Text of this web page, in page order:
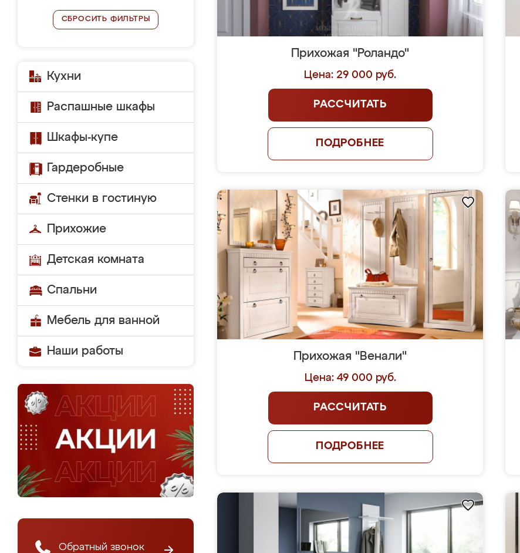
СБРОСИТЬ ФИЛЬТРЫ
Кухни
Распашные шкафы
Шкафы-купе
Гардеробные
Стенки в гостиную
Прихожие
Детская комната
Спальни
Мебель для ванной
Наши работы
Обратный звонок
Прихожая "Роландо"
Цена: 29 000 руб.
РАССЧИТАТЬ
ПОДРОБНЕЕ
Прихожая "Венали"
Цена: 49 000 руб.
РАССЧИТАТЬ
ПОДРОБНЕЕ